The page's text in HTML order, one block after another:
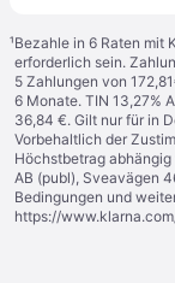
¹Bezahle in 6 Raten mit
erforderlich sein.
5 Zahlungen von
6 Monate. TIN 13,27%
36,84 €. Gilt nur für in
Vorbehaltlich der
Höchstbetrag
AB (publ), Sveavägen
Bedingungen und
https://